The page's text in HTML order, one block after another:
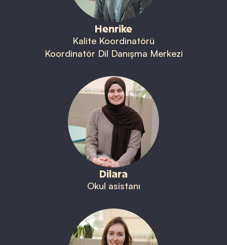
Henrike
Kalite Koordinatörü
Koordinatör Dil Danışma Merkezi
Dilara
Okul asistanı